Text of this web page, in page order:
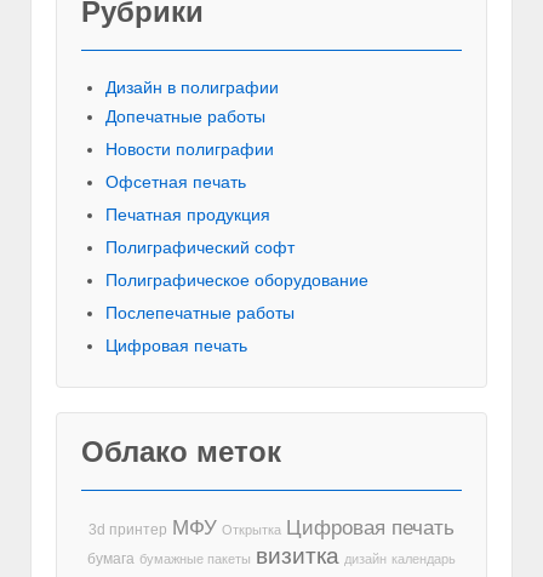
Рубрики
Дизайн в полиграфии
Допечатные работы
Новости полиграфии
Офсетная печать
Печатная продукция
Полиграфический софт
Полиграфическое оборудование
Послепечатные работы
Цифровая печать
Облако меток
3d принтер МФУ Открытка Цифровая печать
бумага бумажные пакеты визитка дизайн календарь